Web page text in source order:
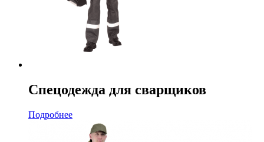
Спецодежда для сварщиков
Подробнее